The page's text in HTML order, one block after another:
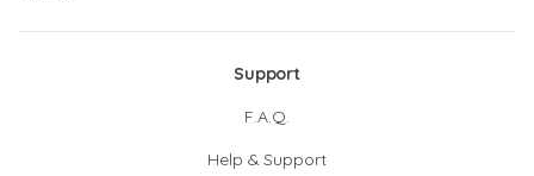
Support
F.A.Q.
Help & Support